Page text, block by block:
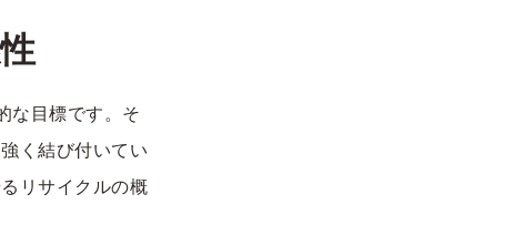
な目標です。そ
く結び付いてい
リサイクルの概